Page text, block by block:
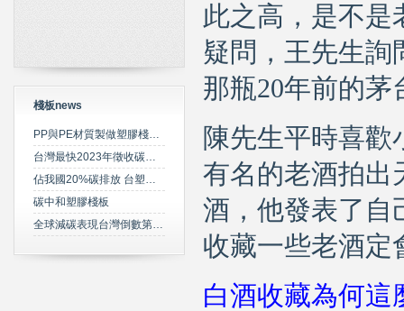
棧板news
PP與PE材質製做塑膠棧板之特性比較
台灣最快2023年徵收碳費 擬定期調升費率
佔我國20%碳排放 台塑規劃2050年達成淨零碳排
碳中和塑膠棧板
全球減碳表現台灣倒數第三 綠委年底提「氣候變遷法」草案雪恥
此之高，是不是
疑問，王先生詢
那瓶20年前的茅
陳先生平時喜歡
有名的老酒拍出
酒，他發表了自
收藏一些老酒定
白酒收藏為何這